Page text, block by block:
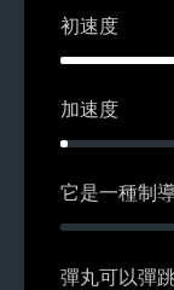
初速度
加速度
它是一種制
彈丸可以彈